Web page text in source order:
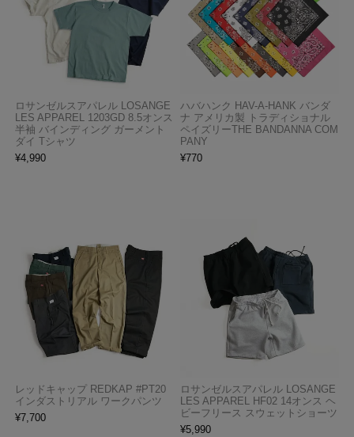
ロサンゼルスアパレル LOSANGE
LES APPAREL 1203GD 8.5オンス
半袖 バインディング ガーメント
ダイ Tシャツ
¥4,990
ハバハンク HAV-A-HANK バンダ
ナ アメリカ製 トラディショナル
ペイズリーTHE BANDANNA COM
PANY
¥770
レッドキャップ REDKAP #PT20
インダストリアル ワークパンツ
¥7,700
ロサンゼルスアパレル LOSANGE
LES APPAREL HF02 14オンス ヘ
ビーフリース スウェットショーツ
¥5,990